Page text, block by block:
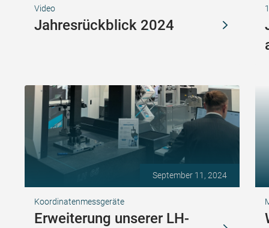
Video
Jahresrückblick 2024
September 11, 2024
Koordinatenmessgeräte
Erweiterung unserer LH-